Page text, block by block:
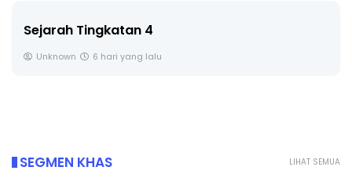
Sejarah Tingkatan 4
Unknown 6 hari yang lalu
LIHAT SEMUA
SEGMEN KHAS